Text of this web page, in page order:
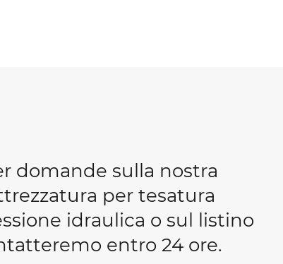
domande sulla nostra
per tesatura
idraulica o sul listino
entro 24 ore.